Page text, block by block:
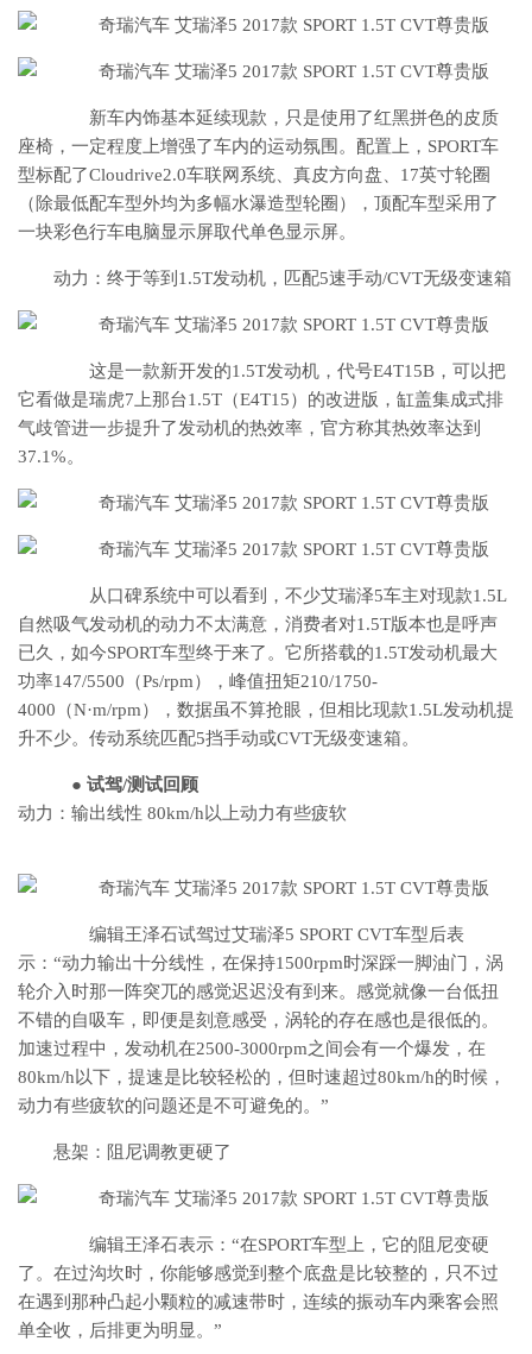
新车内饰基本延续现款，只是使用了红黑拼色的皮质
座椅，一定程度上增强了车内的运动氛围。配置上，SPORT车
型标配了Cloudrive2.0车联网系统、真皮方向盘、17英寸轮圈
（除最低配车型外均为多幅水瀑造型轮圈），顶配车型采用了
一块彩色行车电脑显示屏取代单色显示屏。
动力：终于等到1.5T发动机，匹配5速手动/CVT无级变速箱
这是一款新开发的1.5T发动机，代号E4T15B，可以把
它看做是瑞虎7上那台1.5T（E4T15）的改进版，缸盖集成式排
气歧管进一步提升了发动机的热效率，官方称其热效率达到
37.1%。
从口碑系统中可以看到，不少艾瑞泽5车主对现款1.5L
自然吸气发动机的动力不太满意，消费者对1.5T版本也是呼声
已久，如今SPORT车型终于来了。它所搭载的1.5T发动机最大
功率147/5500（Ps/rpm），峰值扭矩210/1750-
4000（N·m/rpm），数据虽不算抢眼，但相比现款1.5L发动机提
升不少。传动系统匹配5挡手动或CVT无级变速箱。
● 试驾/测试回顾
动力：输出线性 80km/h以上动力有些疲软
编辑王泽石试驾过艾瑞泽5 SPORT CVT车型后表
示：“动力输出十分线性，在保持1500rpm时深踩一脚油门，涡
轮介入时那一阵突兀的感觉迟迟没有到来。感觉就像一台低扭
不错的自吸车，即便是刻意感受，涡轮的存在感也是很低的。
加速过程中，发动机在2500-3000rpm之间会有一个爆发，在
80km/h以下，提速是比较轻松的，但时速超过80km/h的时候，
动力有些疲软的问题还是不可避免的。”
悬架：阻尼调教更硬了
编辑王泽石表示：“在SPORT车型上，它的阻尼变硬
了。在过沟坎时，你能够感觉到整个底盘是比较整的，只不过
在遇到那种凸起小颗粒的减速带时，连续的振动车内乘客会照
单全收，后排更为明显。”